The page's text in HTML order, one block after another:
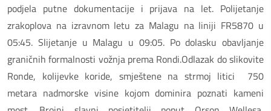
podjela putne dokumentacije i prijava na let. Polijetanje
zrakoplova na izravnom letu za Malagu na liniji FR5870 u
05:45. Slijetanje u Malagu u 09:05. Po dolasku obavljanje
graničnih formalnosti vožnja prema Rondi.Odlazak do slikovite
Ronde, kolijevke koride, smještene na strmoj litici 750
metara nadmorske visine kojom dominira poznati kameni